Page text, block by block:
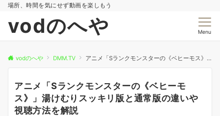
場所、時間を気にせず動画を楽しもう
vodのへや Menu
vodのへや DMM.TV アニメ「Sランクモンスターの《ベヒーモス》」湯けむりスッキリ版と通常版の違いや視聴方法を解説
アニメ「Sランクモンスターの《ベヒーモ
ス》」湯けむりスッキリ版と通常版の違いや
視聴方法を解説